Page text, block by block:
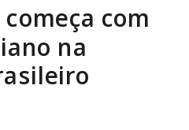
com
na